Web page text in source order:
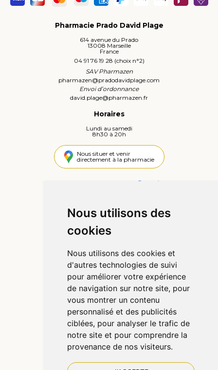
Nous utilisons des
cookies
Nous utilisons des cookies et
d'autres technologies de suivi
pour améliorer votre expérience
de navigation sur notre site, pour
vous montrer un contenu
personnalisé et des publicités
ciblées, pour analyser le trafic de
notre site et pour comprendre la
provenance de nos visiteurs.
Pharmacie Prado David Plage
614 avenue du Prado
13008 Marseille
France
04 91 76 19 28 (choix n°2)
SAV Pharmazen
pharmazen@pradodavidplage.com
Envoi d’ordonnance
david.plage@pharmazen.fr
Horaires
Lundi au samedi
8h30 à 20h
Nous situer et venir
directement à la pharmacie
Informations
Qui sommes-nous ?
Déclarer un effet indésirable
Mentions légales
CGV
Données personnelles
Cookies
Préférences Cookies